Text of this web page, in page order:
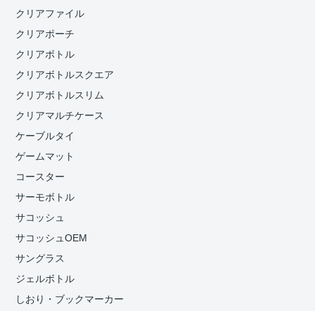
クリアファイル
クリアポーチ
クリアボトル
クリアボトルスクエア
クリアボトルスリム
クリアマルチケース
ケーブルタイ
ゲームマット
コースター
サーモボトル
サコッシュ
サコッシュOEM
サングラス
ジェルボトル
しおり・ブックマーカー